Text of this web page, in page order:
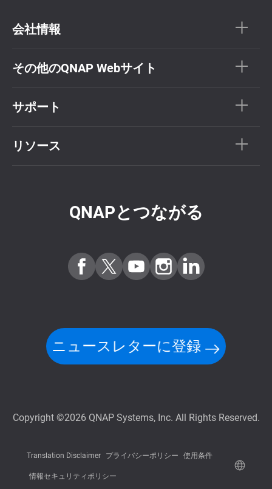
会社情報
その他のQNAP Webサイト
サポート
リソース
QNAPとつながる
ニュースレターに登録
Copyright ©2026 QNAP Systems, Inc. All Rights Reserved.
Translation Disclaimer プライバシーポリシー 使用条件
情報セキュリティポリシー